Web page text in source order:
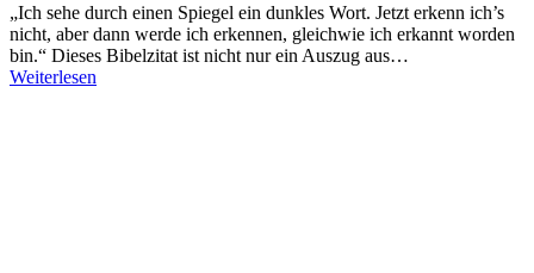
„Ich sehe durch einen Spiegel ein dunkles Wort. Jetzt erkenn ich’s
nicht, aber dann werde ich erkennen, gleichwie ich erkannt worden
bin.“ Dieses Bibelzitat ist nicht nur ein Auszug aus…
Weiterlesen